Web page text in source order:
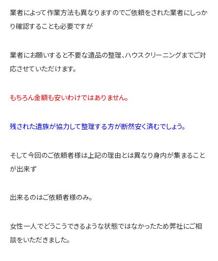
業者によって作業方法も異なりますのでご依頼をされた業者にしっか
り確認することも必要ですが
業者にお願いすると不要な遺品の整理、ハウスクリーニングまでご対
応させていただけます。
もちろん金額も安いわけではありません。
残された遺族が協力して整理する方が断然安く済むでしょう。
そして今回のご依頼者様は上記の理由とは異なり身内が集まること
が出来ず
出来るのはご依頼者様のみ。
女性一人でどうこうできるような状態ではなかったため弊社にご相
談をいただきました。